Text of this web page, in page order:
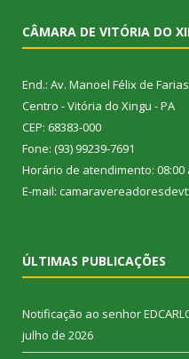
CÂMARA DE VITÓRIA DO
End.: Av. Manoel Félix de
Centro - Vitória do Xingu - PA
CEP: 68383-000
Fone: (93) 99239-7691
Horário de atendimento: 08:00
E-mail:
ÚLTIMAS PUBLICAÇÕES
Notificação ao senhor
julho de 2026